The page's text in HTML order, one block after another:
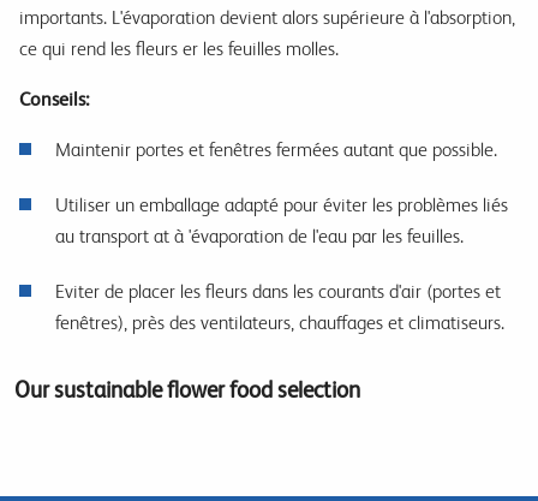
importants. L'évaporation devient alors supérieure à l'absorption,
ce qui rend les fleurs er les feuilles molles.
Conseils:
Maintenir portes et fenêtres fermées autant que possible.
Utiliser un emballage adapté pour éviter les problèmes liés
au transport at à 'évaporation de l'eau par les feuilles.
Eviter de placer les fleurs dans les courants d'air (portes et
fenêtres), près des ventilateurs, chauffages et climatiseurs.
Our sustainable flower food selection